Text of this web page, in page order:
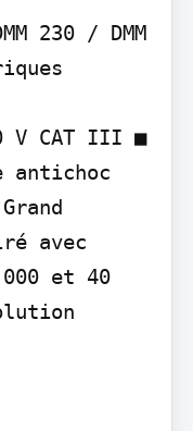
230 / DMM
V CAT III ■
antichoc
avec
et 40